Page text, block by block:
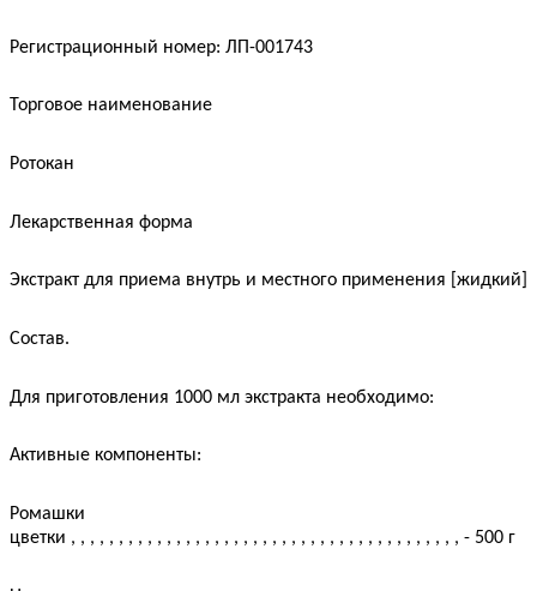
Регистрационный номер: ЛП-001743
Торговое наименование
Ротокан
Лекарственная форма
Экстракт для приема внутрь и местного применения [жидкий]
Состав.
Для приготовления 1000 мл экстракта необходимо:
Активные компоненты:
Ромашки
цветки , , , , , , , , , , , , , , , , , , , , , , , , , , , , , , , , , , , , , , , , , - 500 г